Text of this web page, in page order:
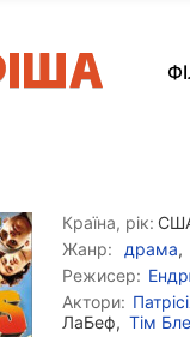
Країна, рік:
Жанр:
драма,
Режисер:
Актори:
ЛаБеф, Тім